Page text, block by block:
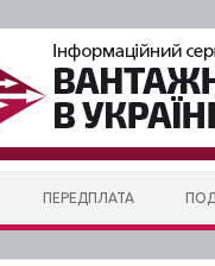
ПЕРЕДПЛАТА